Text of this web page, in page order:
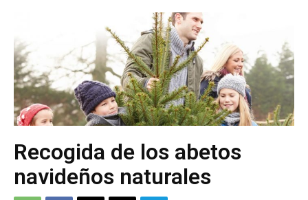
Recogida de los abetos
navideños naturales